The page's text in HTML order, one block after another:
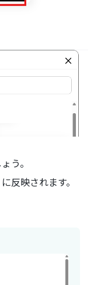
う。
反映されます。